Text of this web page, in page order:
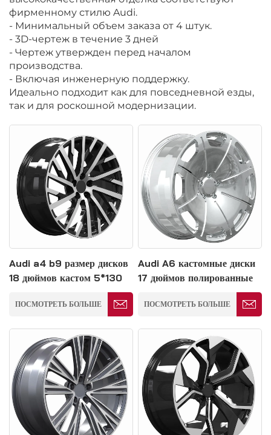
фирменному стилю Audi.
- Минимальный объем заказа от 4 штук.
- 3D-чертеж в течение 3 дней
- Чертеж утвержден перед началом
производства.
- Включая инженерную поддержку.
Идеально подходит как для повседневной езды,
так и для роскошной модернизации.
Audi a4 b9 размер дисков
18 дюймов кастом 5*130
ПОСМОТРЕТЬ БОЛЬШЕ
Audi A6 кастомные диски
17 дюймов полированные
ПОСМОТРЕТЬ БОЛЬШЕ